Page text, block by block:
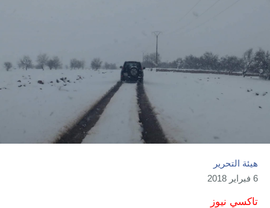
هيئة التحرير
6 فبراير 2018
تاكسي نيوز